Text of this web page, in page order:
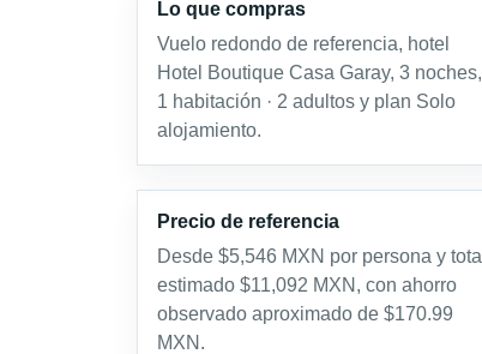
Lo que compras
Vuelo redondo de referencia, hotel
Hotel Boutique Casa Garay, 3 noches,
1 habitación · 2 adultos y plan Solo
alojamiento.
Precio de referencia
Desde $5,546 MXN por persona y total
estimado $11,092 MXN, con ahorro
observado aproximado de $170.99
MXN.